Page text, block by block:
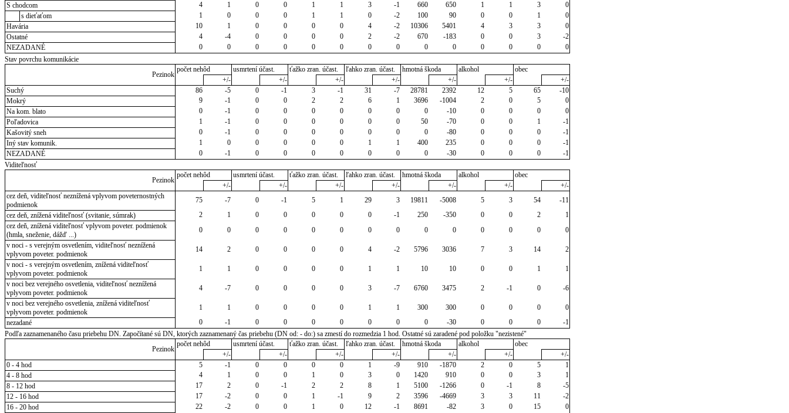
S chodcom
4 1 0 0 1 1 3 -1 660 650 1 1 3
0
s dieťaťom
1 0 0 0 1 1 0 -2 100 90 0 0 1
0
Havária
10 1 0 0 0 0 4 -2 10306 5401 4 3 3
0
Ostatné
4 -4 0 0 0 0 2 -2 670 -183 0 0 3
-2
NEZADANÉ
0 0 0 0 0 0 0 0 0 0 0 0 0
0
Stav povrchu komunikácie
Pezinok
počet nehôd usmrtení účast. ťažko zran. účast. ľahko zran. účast. hmotná škoda alkohol
obec
+/-
+/- +/- +/- +/- +/-
+/-
Suchý
86 -5 0 -1 3 -1 31 -7 28781 2392 12 5 65
-10
Mokrý
9 -1 0 0 2 2 6 1 3696 -1004 2 0 5
0
Na kom. blato
0 -1 0 0 0 0 0 0 0 -10 0 0 0
0
Poľadovica
1 -1 0 0 0 0 0 0 50 -70 0 0 1
-1
Kašovitý sneh
0 -1 0 0 0 0 0 0 0 -80 0 0 0
-1
Iný stav komunik.
1 0 0 0 0 0 1 1 400 235 0 0 0
-1
NEZADANÉ
0 -1 0 0 0 0 0 0 0 -30 0 0 0
-1
Viditeľnosť
Pezinok
počet nehôd usmrtení účast. ťažko zran. účast. ľahko zran. účast. hmotná škoda alkohol
obec
+/-
+/- +/- +/- +/- +/-
+/-
cez deň, viditeľnosť neznížená vplyvom poveternostných
podmienok
75 -7 0 -1 5 1 29 3 19811 -5008 5 3 54
-11
cez deň, znížená viditeľnosť (svitanie, súmrak)
2 1 0 0 0 0 0 -1 250 -350 0 0 2
1
cez deň, znížená viditeľnosť vplyvom poveter. podmienok
(hmla, sneženie, dážď ...)
0 0 0 0 0 0 0 0 0 0 0 0 0
0
v noci - s verejným osvetlením, viditeľnosť neznížená
vplyvom poveter. podmienok
14 2 0 0 0 0 4 -2 5796 3036 7 3 14
2
v noci - s verejným osvetlením, znížená viditeľnosť
vplyvom poveter. podmienok
1 1 0 0 0 0 1 1 10 10 0 0 1
1
v noci bez verejného osvetlenia, viditeľnosť neznížená
vplyvom poveter. podmienok
4 -7 0 0 0 0 3 -7 6760 3475 2 -1 0
-6
v noci bez verejného osvetlenia, znížená viditeľnosť
vplyvom poveter. podmienok
1 1 0 0 0 0 1 1 300 300 0 0 0
0
nezadané
0 -1 0 0 0 0 0 0 0 -30 0 0 0
-1
Podľa zaznamenaného času priebehu DN. Započítané sú DN, ktorých zaznamenaný čas priebehu (DN od: - do:) sa zmestí do rozmedzia 1 hod. Ostatné sú zaradené pod položku "nezistené"
Pezinok
počet nehôd usmrtení účast. ťažko zran. účast. ľahko zran. účast. hmotná škoda alkohol
obec
+/-
+/- +/- +/- +/- +/-
+/-
0 - 4 hod
5 -1 0 0 0 0 1 -9 910 -1870 2 0 5
1
4 - 8 hod
4 1 0 0 1 0 3 0 1420 910 0 0 3
1
8 - 12 hod
17 2 0 -1 2 2 8 1 5100 -1266 0 -1 8
-5
12 - 16 hod
17 -2 0 0 1 -1 9 2 3596 -4669 3 3 11
-2
16 - 20 hod
22 -2 0 0 1 0 12 -1 8691 -82 3 0 15
0